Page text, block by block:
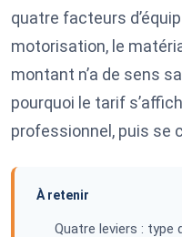
quatre facteurs
motorisation, le
montant n’a de sens
pourquoi le tarif
professionnel, puis se
À retenir
Quatre leviers : type